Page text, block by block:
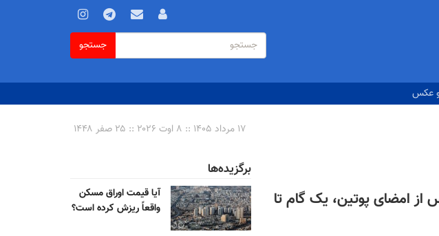
فرم
جستجو
جستجو
عکس
۱۷ مرداد ۱۴۰۵ :: ۸ اوت ۲۰۲۶ :: ۲۵ صفر ۱۴۴۸
از امضای پوتین، یک‌ گام تا
برگزیده‌ها
آیا قیمت اوراق مسکن
واقعاً ریزش کرده است؟